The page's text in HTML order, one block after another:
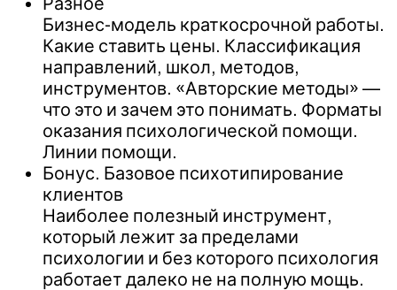
Бизнес-модель краткосрочной работы.
Какие ставить цены. Классификация
направлений, школ, методов,
инструментов. «Авторские методы» —
что это и зачем это понимать. Форматы
оказания психологической помощи.
Линии помощи.
Бонус. Базовое психотипирование
клиентов
Наиболее полезный инструмент,
который лежит за пределами
психологии и без которого психология
работает далеко не на полную мощь.